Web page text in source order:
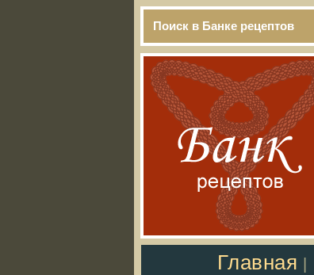
Поиск в Банке рецептов
Главная